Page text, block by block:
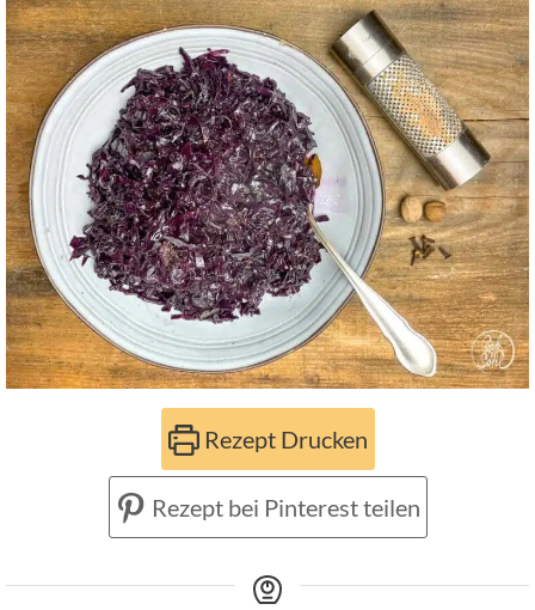
Rezept Drucken
Rezept bei Pinterest teilen